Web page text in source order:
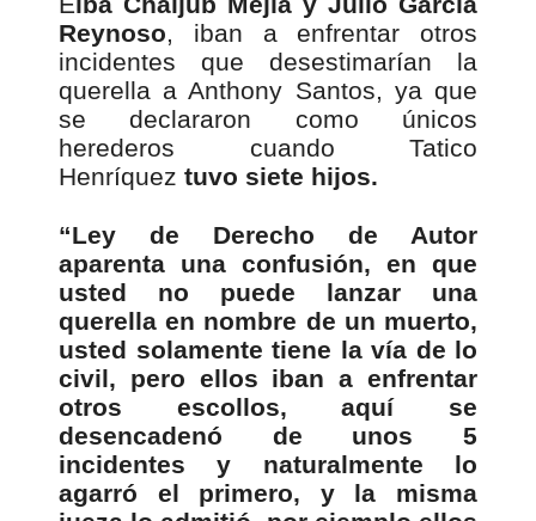
Reynoso, iban a enfrentar otros
incidentes que desestimarían la
querella a Anthony Santos, ya que
se declararon como únicos
herederos cuando Tatico
Henríquez tuvo siete hijos.
“Ley de Derecho de Autor
aparenta una confusión, en que
usted no puede lanzar una
querella en nombre de un muerto,
usted solamente tiene la vía de lo
civil, pero ellos iban a enfrentar
otros escollos, aquí se
desencadenó de unos 5
incidentes y naturalmente lo
agarró el primero, y la misma